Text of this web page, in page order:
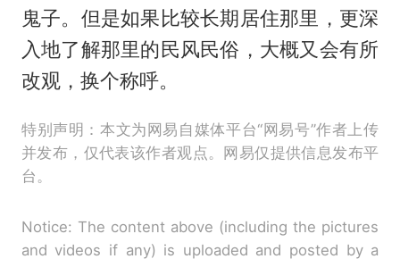
鬼子。但是如果比较长期居住那里，更深
入地了解那里的民风民俗，大概又会有所
改观，换个称呼。
特别声明：本文为网易自媒体平台“网易号”作者上传
并发布，仅代表该作者观点。网易仅提供信息发布平
台。
Notice: The content above (including the pictures
and videos if any) is uploaded and posted by a